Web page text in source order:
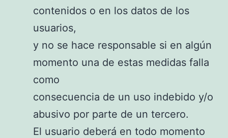
contenidos o en los datos de los
usuarios,
y no se hace responsable si en algún
momento una de estas medidas falla
como
consecuencia de un uso indebido y/o
abusivo por parte de un tercero.
El usuario deberá en todo momento